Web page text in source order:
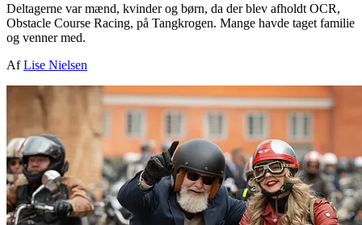
Deltagerne var mænd, kvinder og børn, da der blev afholdt OCR,
Obstacle Course Racing, på Tangkrogen. Mange havde taget familie
og venner med.
AfLise Nielsen